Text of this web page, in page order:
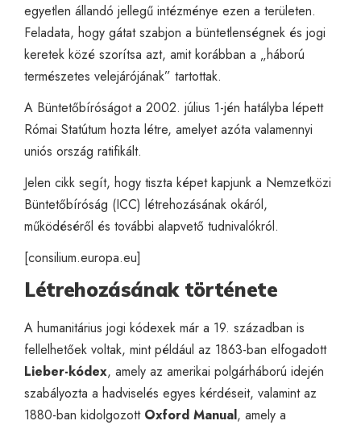
egyetlen állandó jellegű intézménye ezen a területen.
Feladata, hogy gátat szabjon a büntetlenségnek és jogi
keretek közé szorítsa azt, amit korábban a „háború
természetes velejárójának” tartottak.
A Büntetőbíróságot a 2002. július 1-jén hatályba lépett
Római Statútum hozta létre, amelyet azóta valamennyi
uniós ország ratifikált.
Jelen cikk segít, hogy tiszta képet kapjunk a Nemzetközi
Büntetőbíróság (ICC) létrehozásának okáról,
működéséről és további alapvető tudnivalókról.
[consilium.europa.eu]
Létrehozásának története
A humanitárius jogi kódexek már a 19. században is
fellelhetőek voltak, mint például az 1863-ban elfogadott
Lieber-kódex, amely az amerikai polgárháború idején
szabályozta a hadviselés egyes kérdéseit, valamint az
1880-ban kidolgozott Oxford Manual, amely a